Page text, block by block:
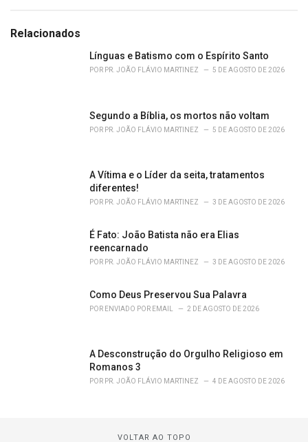
e
Relacionados
Línguas e Batismo com o Espírito Santo
POR PR. JOÃO FLÁVIO MARTINEZ 5 DE AGOSTO DE 2026
Segundo a Bíblia, os mortos não voltam
POR PR. JOÃO FLÁVIO MARTINEZ 5 DE AGOSTO DE 2026
A Vítima e o Líder da seita, tratamentos
diferentes!
POR PR. JOÃO FLÁVIO MARTINEZ 3 DE AGOSTO DE 2026
É Fato: João Batista não era Elias
reencarnado
POR PR. JOÃO FLÁVIO MARTINEZ 3 DE AGOSTO DE 2026
Como Deus Preservou Sua Palavra
POR ENVIADO POR EMAIL 2 DE AGOSTO DE 2026
A Desconstrução do Orgulho Religioso em
Romanos 3
POR PR. JOÃO FLÁVIO MARTINEZ 4 DE AGOSTO DE 2026
VOLTAR AO TOPO